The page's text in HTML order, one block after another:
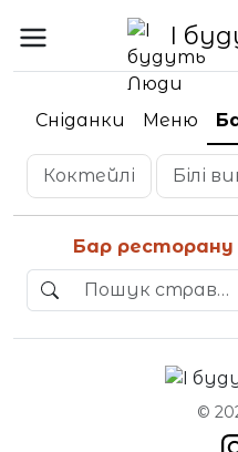
І
Сніданки Меню
Коктейлі Білі
Бар ресторану
©